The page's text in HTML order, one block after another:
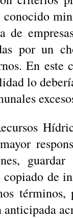
conocido
de
por un
En
lo
de
términos,